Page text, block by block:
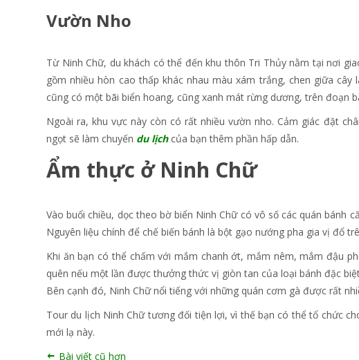
Vườn Nho
Từ Ninh Chữ, du khách có thể đến khu thôn Tri Thủy nằm tại nơi
gồm nhiều hòn cao thấp khác nhau màu xám trắng, chen giữa
cũng có một bãi biển hoang, cũng xanh mát rừng dương, trên đoạn
Ngoài ra, khu vực này còn có rất nhiều vườn nho. Cảm giác đặt
ngọt sẽ làm chuyến du lịchcủa bạn thêm phần hấp dẫn.
Ẩm thực ở Ninh Chữ
Vào buổi chiều, dọc theo bờ biển Ninh Chữ có vô số các quán bánh
Nguyên liệu chính để chế biến bánh là bột gạo nướng pha gia vị đổ
Khi ăn bạn có thể chấm với mắm chanh ớt, mắm nêm, mắm đậu
quên nếu một lần được thưởng thức vị giòn tan của loại bánh đặc
Bên cạnh đó, Ninh Chữ nổi tiếng với những quán cơm gà được rất
Tour du lịch Ninh Chữ tương đối tiện lợi, vì thế bạn có thể tổ chức
mới lạ này.
Bài viết cũ hơn